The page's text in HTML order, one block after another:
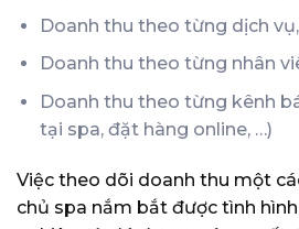
Doanh thu theo từng dịch
Doanh thu theo từng nhân
Doanh thu theo từng kênh
tại spa, đặt hàng online, …)
Việc theo dõi doanh thu một
chủ spa nắm bắt được tình